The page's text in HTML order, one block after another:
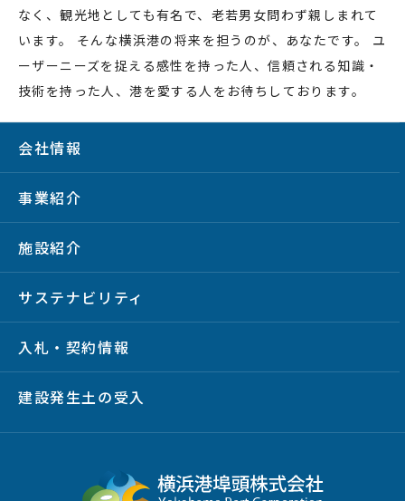
なく、観光地としても有名で、老若男女問わず親しまれて
います。 そんな横浜港の将来を担うのが、あなたです。 ユ
ーザーニーズを捉える感性を持った人、信頼される知識・
技術を持った人、港を愛する人をお待ちしております。
会社情報
事業紹介
施設紹介
サステナビリティ
入札・契約情報
建設発生土の受入